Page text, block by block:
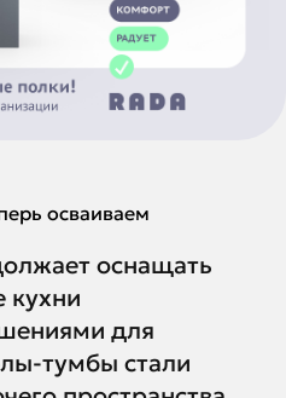
осваиваем
оснащать
кухни
для
тумбы стали